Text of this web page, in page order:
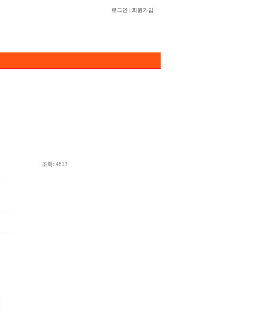
로그인 회원가입
ㆍ조회: 4813